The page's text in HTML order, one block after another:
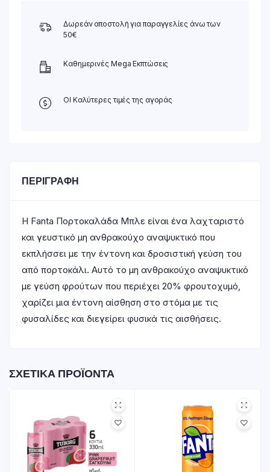
Δωρεάν αποστολή για παραγγελίες άνω των
50€
Καθημερινές Mega Εκπτώσεις
ΟΙ Καλύτερες τιμές της αγοράς
ΠΕΡΙΓΡΑΦΉ
Η Fanta Πορτοκαλάδα Μπλε είναι ένα λαχταριστό
και γευστικό μη ανθρακούχο αναψυκτικό που
εκπλήσσει με την έντονη και δροσιστική γεύση του
από πορτοκάλι. Αυτό το μη ανθρακούχο αναψυκτικό
με γεύση φρούτων που περιέχει 20% φρουτοχυμό,
χαρίζει μια έντονη αίσθηση στο στόμα με τις
φυσαλίδες και διεγείρει φυσικά τις αισθήσεις.
ΣΧΕΤΙΚΆ ΠΡΟΪΌΝΤΑ